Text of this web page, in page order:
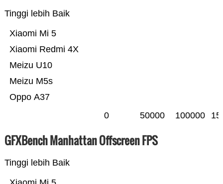
Tinggi lebih Baik
Oppo A37
Meizu M5s
Meizu U10
Xiaomi Redmi 4X
Xiaomi Mi 5
0 50000 100000
GFXBench Manhattan Offscreen FPS
Tinggi lebih Baik